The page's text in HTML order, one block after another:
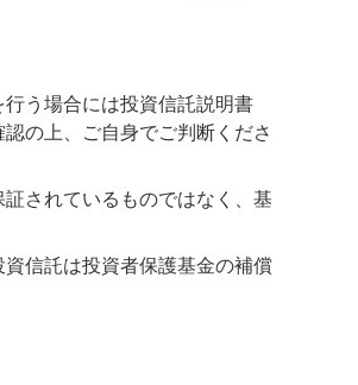
う場合には投資信託説明書
の上、ご自身でご判断くださ
されているものではなく、基
信託は投資者保護基金の補償